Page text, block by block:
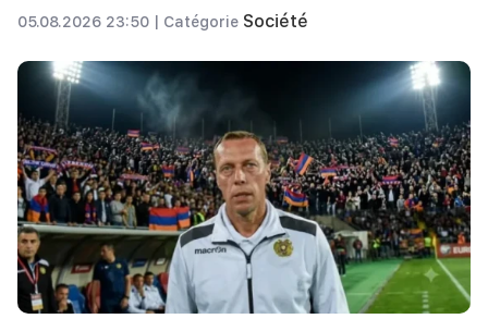
05.08.2026 23:50 | Catégorie Société